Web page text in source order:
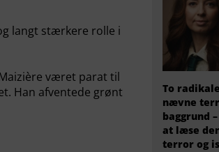
langt stærkere rolle i
været parat til
Han afventede grønt
To
nævne
baggrund
at læse
terror og